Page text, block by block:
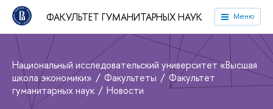
ФАКУЛЬТЕТ ГУМАНИТАРНЫХ НАУК Меню
Национальный исследовательский университет «Высшая
школа экономики»
Факультеты
Факультет
гуманитарных наук
Новости